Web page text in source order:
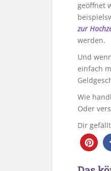
geöffnet
zur
werden.
Und
einfach
Wie
Oder
Dir
2